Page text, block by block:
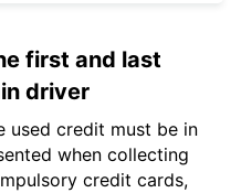
first and last
driver
used credit must be in
when collecting
credit cards,